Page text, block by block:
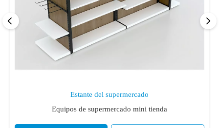
Estante del supermercado
Equipos de supermercado mini tienda